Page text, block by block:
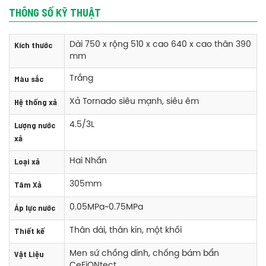
Phụ kiện bồn cầu Toto CW823RAW11 một khối nắp rửa điện tử
+ Nắp rửa điện tử: TCF4911Z -Xuât xứ: Malaysia
+ Bích nối sàn, van dừng
Thông số kỹ thuật bồn cầu Toto CW823RAW11 một khối nắp rửa điện
tử
Kích thước: Dài 750 x rộng 510 x cao 640 x cao thân 390
THÔNG SỐ KỸ THUẬT
Kích thước
Dài 750 x rộng 510 x cao 640 x cao thân 390
mm
Màu sắc Trắng
Hệ thống xả Xả Tornado siêu mạnh, siêu êm
Lượng nước
xả
4.5/3L
Loại xả Hai Nhấn
Tâm Xả 305mm
Áp lực nước 0.05MPa~0.75MPa
Thiết kế Thân dài, thân kín, một khối
Vật Liệu
Men sứ chống dính, chống bám bẩn